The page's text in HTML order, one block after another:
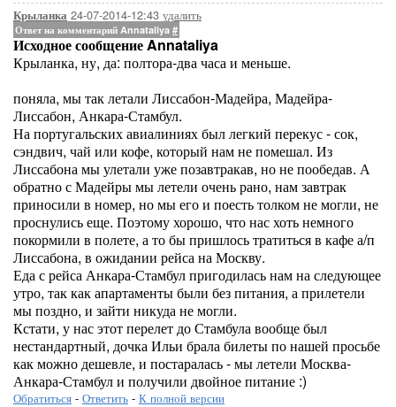
Крыланка 24-07-2014-12:43 удалить
Ответ на комментарий Annataliya #
Исходное сообщение Annataliya
Крыланка, ну, да: полтора-два часа и меньше.
поняла, мы так летали Лиссабон-Мадейра, Мадейра-
Лиссабон, Анкара-Стамбул.
На португальских авиалиниях был легкий перекус - сок,
сэндвич, чай или кофе, который нам не помешал. Из
Лиссабона мы улетали уже позавтракав, но не пообедав. А
обратно с Мадейры мы летели очень рано, нам завтрак
приносили в номер, но мы его и поесть толком не могли, не
проснулись еще. Поэтому хорошо, что нас хоть немного
покормили в полете, а то бы пришлось тратиться в кафе а/п
Лиссабона, в ожидании рейса на Москву.
Еда с рейса Анкара-Стамбул пригодилась нам на следующее
утро, так как апартаменты были без питания, а прилетели
мы поздно, и зайти никуда не могли.
Кстати, у нас этот перелет до Стамбула вообще был
нестандартный, дочка Ильи брала билеты по нашей просьбе
как можно дешевле, и постаралась - мы летели Москва-
Анкара-Стамбул и получили двойное питание :)
Обратиться - Ответить - К полной версии